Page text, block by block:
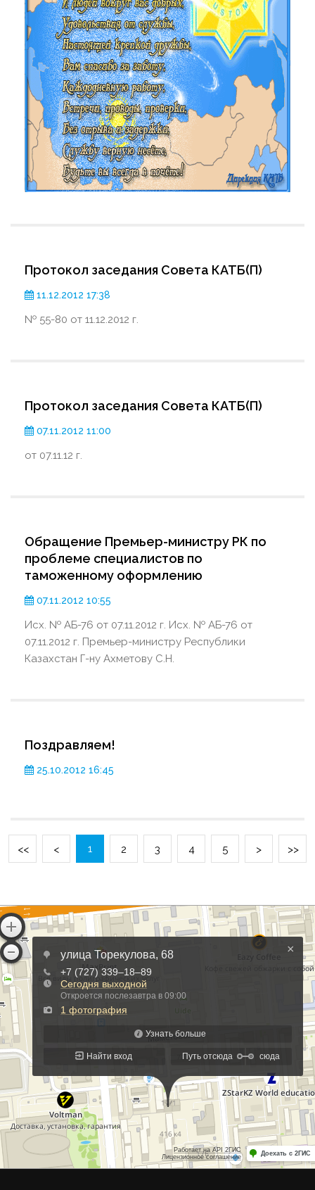
Протокол заседания Совета КАТБ(П)
11.12.2012 17:38
№ 55-80 от 11.12.2012 г.
Протокол заседания Совета КАТБ(П)
07.11.2012 11:00
от 07.11.12 г.
Обращение Премьер-министру РК по
проблеме специалистов по
таможенному оформлению
07.11.2012 10:55
Исх. № АБ-76 от 07.11.2012 г. Исх. № АБ-76 от
07.11.2012 г. Премьер-министру Республики
Казахстан Г-ну Ахметову С.Н.
Поздравляем!
25.10.2012 16:45
<< < 1 2 3 4 5 > >>